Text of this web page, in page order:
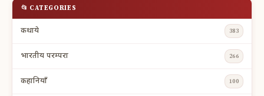
📂 CATEGORIES
कथाये 383
भारतीय परम्परा 266
कहानियाँ 100